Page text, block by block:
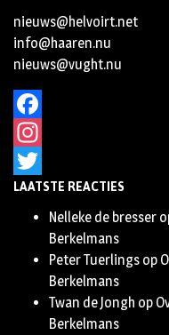
nieuws@helvoirt.net
info@haaren.nu
nieuws@vught.nu
Facebook
Instagram
Twitter
LAATSTE REACTIES
Nelleke de bresser
Berkelmans
Peter Tuerlings op
Berkelmans
Twan de Jongh op
Berkelmans